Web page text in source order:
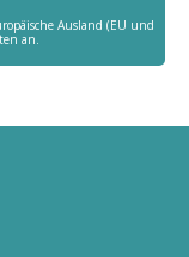
Ausland (EU und
an.